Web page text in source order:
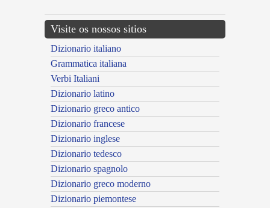
Visite os nossos sitios
Dizionario italiano
Grammatica italiana
Verbi Italiani
Dizionario latino
Dizionario greco antico
Dizionario francese
Dizionario inglese
Dizionario tedesco
Dizionario spagnolo
Dizionario greco moderno
Dizionario piemontese